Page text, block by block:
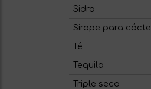
Sidra
Sirope para cóctel
Té
Tequila
Triple seco